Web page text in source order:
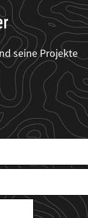
seine Projekte